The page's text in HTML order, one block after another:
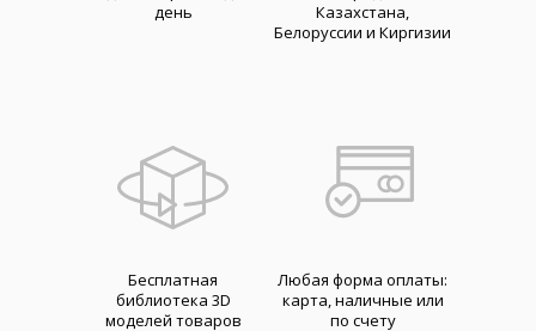
день
Казахстана,
Белоруссии и Киргизии
Бесплатная
библиотека 3D
моделей товаров
Любая форма оплаты:
карта, наличные или
по счету